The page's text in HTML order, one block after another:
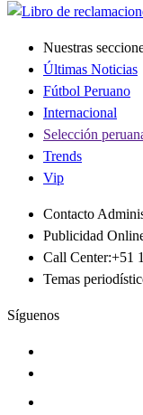
Nuestras
Últimas Noticias
Fútbol Peruano
Internacional
Selección
Trends
Vip
Contacto
Publicidad
Call Center:+51
Temas
Síguenos